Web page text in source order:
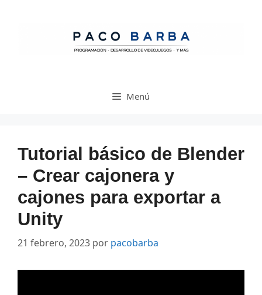
Menú
Tutorial básico de Blender
– Crear cajonera y
cajones para exportar a
Unity
21 febrero, 2023 por pacobarba